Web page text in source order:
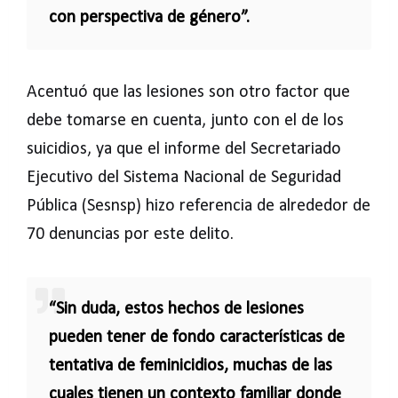
con perspectiva de género”.
Acentuó que las lesiones son otro factor que
debe tomarse en cuenta, junto con el de los
suicidios, ya que el informe del Secretariado
Ejecutivo del Sistema Nacional de Seguridad
Pública (Sesnsp) hizo referencia de alrededor de
70 denuncias por este delito.
“Sin duda, estos hechos de lesiones
pueden tener de fondo características de
tentativa de feminicidios, muchas de las
cuales tienen un contexto familiar donde